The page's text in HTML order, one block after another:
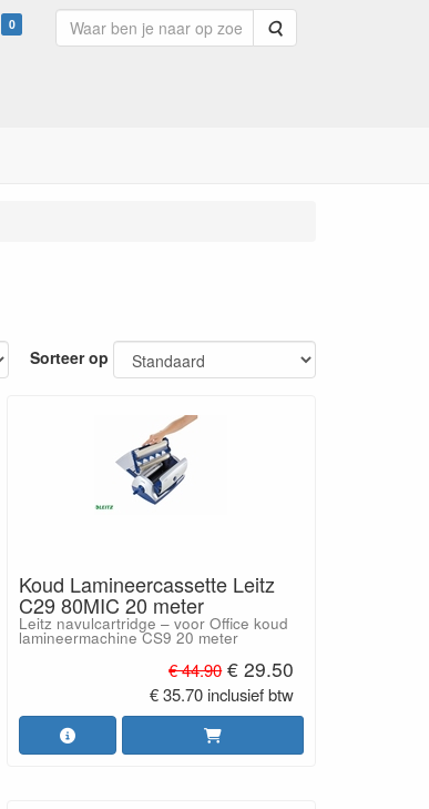
0 Zoeken
Sorteer op
Koud Lamineercassette Leitz
C29 80MIC 20 meter
Leitz navulcartridge – voor Office koud
lamineermachine CS9 20 meter
€ 44.90 € 29.50
€ 35.70 inclusief btw